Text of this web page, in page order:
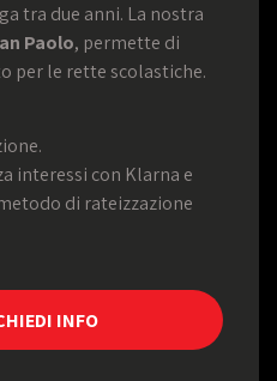
tra due anni. La nostra
Paolo, permette di
per le rette scolastiche.
interessi con Klarna e
di rateizzazione
INFO